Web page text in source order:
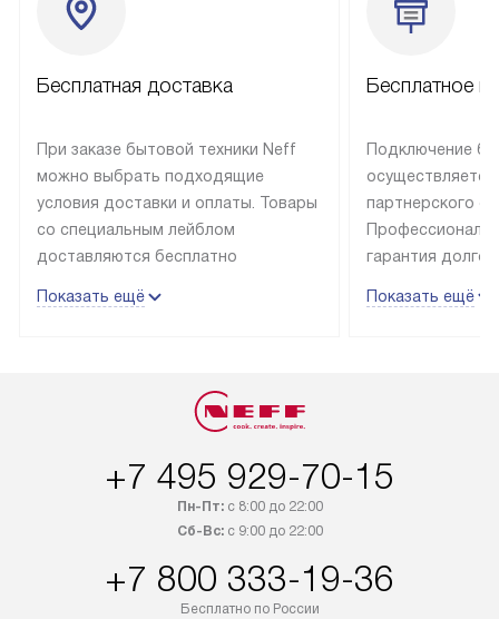
Бесплатная доставка
При заказе бытовой техники Neff
можно выбрать подходящие
условия доставки и оплаты. Товары
со специальным лейблом
доставляются бесплатно
до подъезда, отдельная доставка
оплачивается дополнительно. Если
товар в наличии, он может быть
трех дней. Доставка в Санкт-
осуществляется через
100% предоплаты мы бесплатно
Показать ещё
Бесплатное
Подключение
партнерского
гарантия
и Санкт-
по монтажу
гарантия в
Показать ещё
+7 495 929-70-15
Пн-Пт:с 8:00 до 22:00
Сб-Вс:с 9:00 до 22:00
+7 800 333-19-36
Бесплатно по России